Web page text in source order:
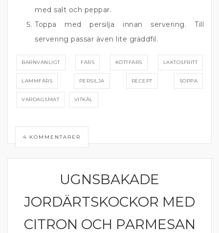
med salt och peppar.
Toppa med persilja innan servering. Till
servering passar även lite gräddfil.
BARNVÄNLIGT FÄRS KÖTTFÄRS LAKTOSFRITT
LAMMFÄRS PERSILJA RECEPT SOPPA
VARDAGSMAT VITKÅL
4 KOMMENTARER
GRÖNA TILLBEHÖRUGNSBAKADE
JORDÄRTSKOCKOR MED
CITRON OCH PARMESAN